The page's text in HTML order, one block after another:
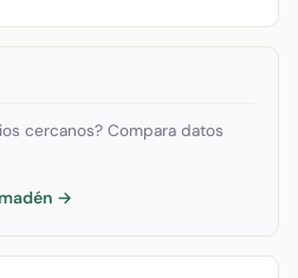
cercanos? Compara datos
→